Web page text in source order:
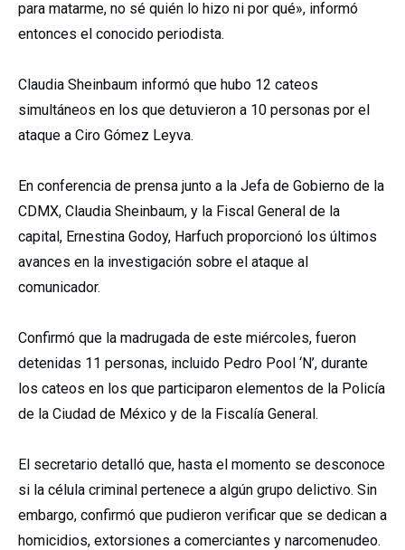
para matarme, no sé quién lo hizo ni por qué», informó
entonces el conocido periodista.
Claudia Sheinbaum informó que hubo 12 cateos
simultáneos en los que detuvieron a 10 personas por el
ataque a Ciro Gómez Leyva.
En conferencia de prensa junto a la Jefa de Gobierno de la
CDMX, Claudia Sheinbaum, y la Fiscal General de la
capital, Ernestina Godoy, Harfuch proporcionó los últimos
avances en la investigación sobre el ataque al
comunicador.
Confirmó que la madrugada de este miércoles, fueron
detenidas 11 personas, incluido Pedro Pool ‘N’, durante
los cateos en los que participaron elementos de la Policía
de la Ciudad de México y de la Fiscalía General.
El secretario detalló que, hasta el momento se desconoce
si la célula criminal pertenece a algún grupo delictivo. Sin
embargo, confirmó que pudieron verificar que se dedican a
homicidios, extorsiones a comerciantes y narcomenudeo.